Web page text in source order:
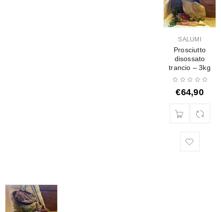
SALUMI
Prosciutto
disossato
trancio – 3kg
€64,90